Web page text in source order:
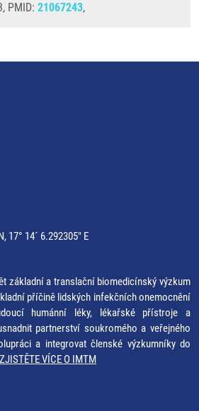
PMID: 21067243,
17° 14´ 6.292305" E
základní a translační biomedicínský výzkum
příčině lidských infekčních onemocnění
humánní léky, lékařské přístroje a
partnerství soukromého a veřejného
a integrovat členské výzkumníky do
ZJISTĚTE VÍCE O IMTM